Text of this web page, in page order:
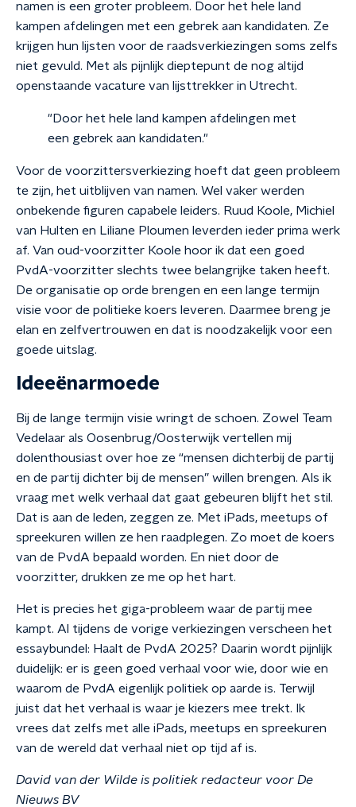
namen is een groter probleem. Door het hele land
kampen afdelingen met een gebrek aan kandidaten. Ze
krijgen hun lijsten voor de raadsverkiezingen soms zelfs
niet gevuld. Met als pijnlijk dieptepunt de nog altijd
openstaande vacature van lijsttrekker in Utrecht.
"Door het hele land kampen afdelingen met
een gebrek aan kandidaten."
Voor de voorzittersverkiezing hoeft dat geen probleem
te zijn, het uitblijven van namen. Wel vaker werden
onbekende figuren capabele leiders. Ruud Koole, Michiel
van Hulten en Liliane Ploumen leverden ieder prima werk
af. Van oud-voorzitter Koole hoor ik dat een goed
PvdA-voorzitter slechts twee belangrijke taken heeft.
De organisatie op orde brengen en een lange termijn
visie voor de politieke koers leveren. Daarmee breng je
elan en zelfvertrouwen en dat is noodzakelijk voor een
goede uitslag.
Ideeënarmoede
Bij de lange termijn visie wringt de schoen. Zowel Team
Vedelaar als Oosenbrug/Oosterwijk vertellen mij
dolenthousiast over hoe ze “mensen dichterbij de partij
en de partij dichter bij de mensen” willen brengen. Als ik
vraag met welk verhaal dat gaat gebeuren blijft het stil.
Dat is aan de leden, zeggen ze. Met iPads, meetups of
spreekuren willen ze hen raadplegen. Zo moet de koers
van de PvdA bepaald worden. En niet door de
voorzitter, drukken ze me op het hart.
Het is precies het giga-probleem waar de partij mee
kampt. Al tijdens de vorige verkiezingen verscheen het
essaybundel: Haalt de PvdA 2025? Daarin wordt pijnlijk
duidelijk: er is geen goed verhaal voor wie, door wie en
waarom de PvdA eigenlijk politiek op aarde is. Terwijl
juist dat het verhaal is waar je kiezers mee trekt. Ik
vrees dat zelfs met alle iPads, meetups en spreekuren
van de wereld dat verhaal niet op tijd af is.
David van der Wilde is politiek redacteur voor De
Nieuws BV